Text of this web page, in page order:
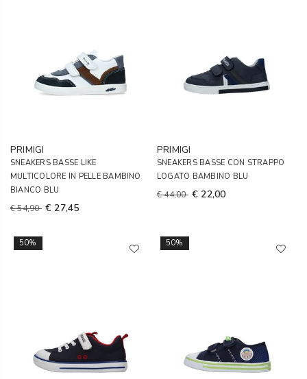
PRIMIGI
SNEAKERS BASSE LIKE
MULTICOLORE IN PELLE BAMBINO
BIANCO BLU
€ 54,90 € 27,45
PRIMIGI
SNEAKERS BASSE CON STRAPPO
LOGATO BAMBINO BLU
€ 44,00 € 22,00
50% 50%